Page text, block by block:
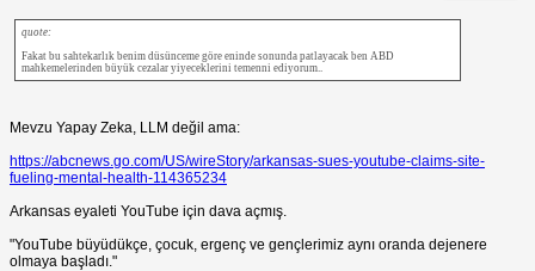
quote:
Fakat bu sahtekarlık benim düsünceme göre eninde sonunda patlayacak ben ABD
mahkemelerinden büyük cezalar yiyeceklerini temenni ediyorum..
Mevzu Yapay Zeka, LLM değil ama:
https://abcnews.go.com/US/wireStory/arkansas-sues-youtube-claims-site-
fueling-mental-health-114365234
Arkansas eyaleti YouTube için dava açmış.
"YouTube büyüdükçe, çocuk, ergenç ve gençlerimiz aynı oranda dejenere
olmaya başladı."